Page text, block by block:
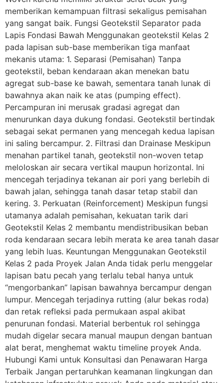
memberikan kemampuan filtrasi sekaligus pemisahan
yang sangat baik. Fungsi Geotekstil Separator pada
Lapis Fondasi Bawah Menggunakan geotekstil Kelas 2
pada lapisan sub-base memberikan tiga manfaat
mekanis utama: 1. Separasi (Pemisahan) Tanpa
geotekstil, beban kendaraan akan menekan batu
agregat sub-base ke bawah, sementara tanah lunak di
bawahnya akan naik ke atas (pumping effect).
Percampuran ini merusak gradasi agregat dan
menurunkan daya dukung fondasi. Geotekstil bertindak
sebagai sekat permanen yang mencegah kedua lapisan
ini saling bercampur. 2. Filtrasi dan Drainase Meskipun
menahan partikel tanah, geotekstil non-woven tetap
meloloskan air secara vertikal maupun horizontal. Ini
mencegah terjadinya tekanan air pori yang berlebih di
bawah jalan, sehingga tanah dasar tetap stabil dan
kering. 3. Perkuatan (Reinforcement) Meskipun fungsi
utamanya adalah pemisahan, kekuatan tarik dari
Geotekstil Kelas 2 membantu mendistribusikan beban
roda kendaraan secara lebih merata ke area tanah dasar
yang lebih luas. Keuntungan Menggunakan Geotekstil
Kelas 2 pada Proyek Jalan Anda tidak perlu menggelar
lapisan batu pecah yang terlalu tebal hanya untuk
“mengorbankan” lapisan bawahnya bercampur dengan
lumpur. Mencegah terjadinya rutting (alur bekas roda)
dan retak refleksi pada permukaan aspal akibat
penurunan fondasi. Material berbentuk rol sehingga
mudah digelar secara manual maupun dengan bantuan
alat berat, menghemat waktu timeline proyek Anda.
Hubungi Kami untuk Konsultasi dan Penawaran Harga
Terbaik Jangan pertaruhkan keamanan lingkungan dan